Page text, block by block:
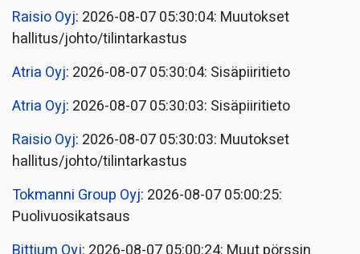
Raisio Oyj: 2026-08-07 05:30:04: Muutokset
hallitus/johto/tilintarkastus
Atria Oyj: 2026-08-07 05:30:04: Sisäpiiritieto
Atria Oyj: 2026-08-07 05:30:03: Sisäpiiritieto
Raisio Oyj: 2026-08-07 05:30:03: Muutokset
hallitus/johto/tilintarkastus
Tokmanni Group Oyj: 2026-08-07 05:00:25:
Puolivuosikatsaus